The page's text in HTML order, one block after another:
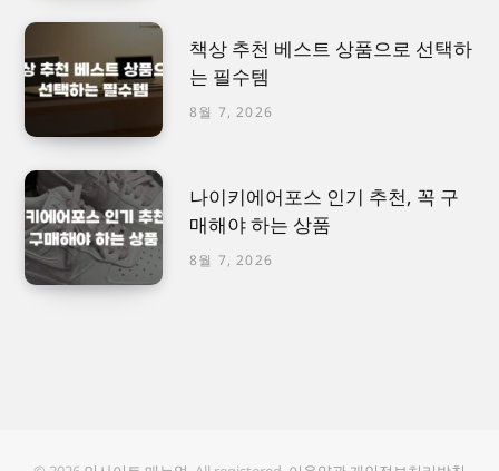
책상 추천 베스트 상품으로 선택하
는 필수템
8월 7, 2026
나이키에어포스 인기 추천, 꼭 구
매해야 하는 상품
8월 7, 2026